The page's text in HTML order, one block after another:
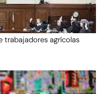
trabajadores agrícolas